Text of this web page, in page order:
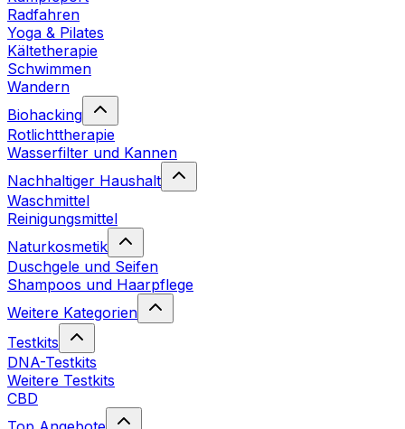
Radfahren
Yoga & Pilates
Kältetherapie
Schwimmen
Wandern
Biohacking
Rotlichttherapie
Wasserfilter und Kannen
Nachhaltiger Haushalt
Waschmittel
Reinigungsmittel
Naturkosmetik
Duschgele und Seifen
Shampoos und Haarpflege
Weitere Kategorien
Testkits
DNA-Testkits
Weitere Testkits
CBD